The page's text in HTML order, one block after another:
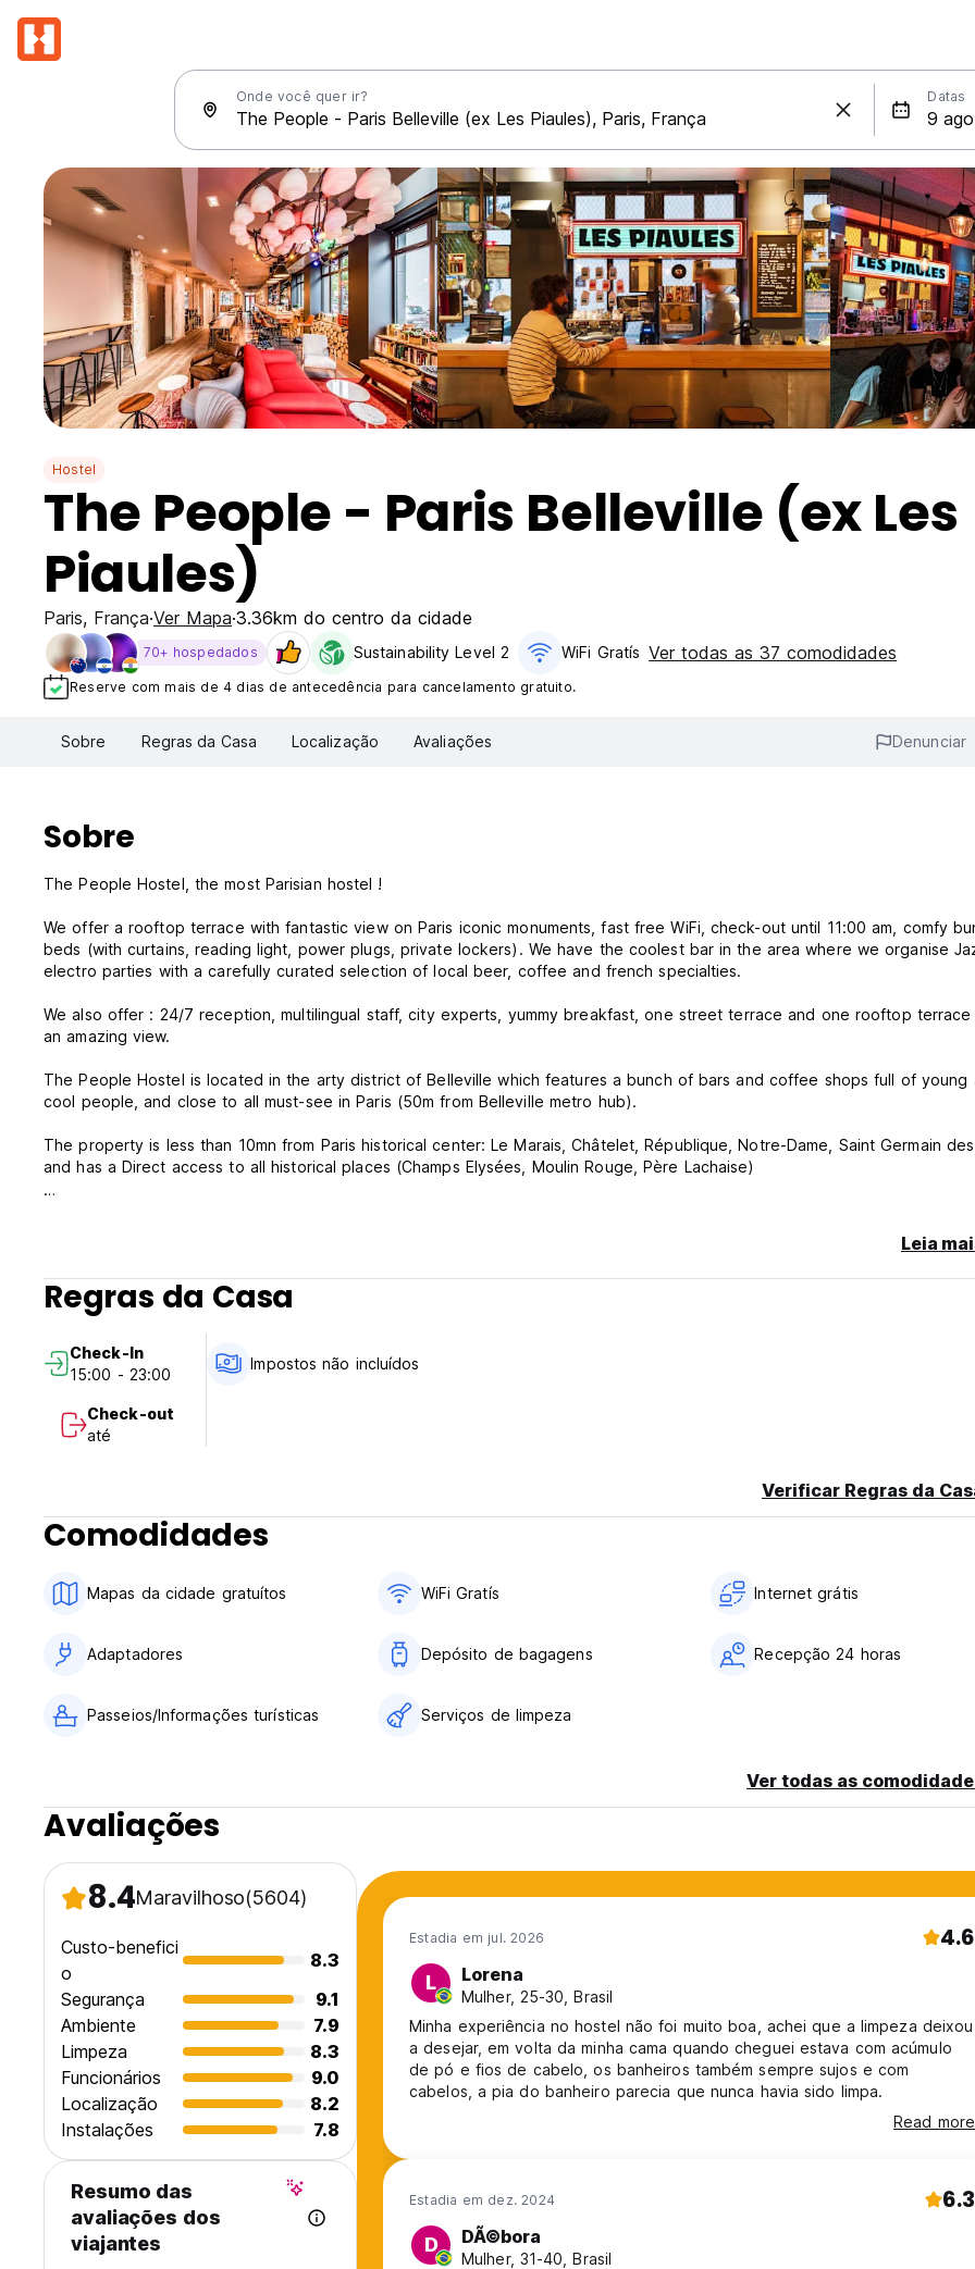
Onde você quer ir? Datas
Hostel
The People - Paris Belleville (ex Les
Piaules)
Paris, França Ver Mapa 3.36km do centro da cidade
70+ hospedados Sustainability Level 2 WiFi Gratís Ver todas as 37 comodidades
Reserve com mais de 4 dias de antecedência para cancelamento gratuito.
Sobre Regras da Casa Localização Avaliações Denunciar
Sobre
The People Hostel, the most Parisian hostel !
We offer a rooftop terrace with fantastic view on Paris iconic monuments, fast free WiFi, check-out until 11:00 am, comfy
beds (with curtains, reading light, power plugs, private lockers). We have the coolest bar in the area where we organise
electro parties with a carefully curated selection of local beer, coffee and french specialties.
We also offer : 24/7 reception, multilingual staff, city experts, yummy breakfast, one street terrace and one rooftop terrace
an amazing view.
The People Hostel is located in the arty district of Belleville which features a bunch of bars and coffee shops full of young
cool people, and close to all must-see in Paris (50m from Belleville metro hub).
The property is less than 10mn from Paris historical center: Le Marais, Châtelet, République, Notre-Dame, Saint Germain
and has a Direct access to all historical places (Champs Elysées, Moulin Rouge, Père Lachaise)
Check in from 15:00.
Check out before 11:00 .
Payment upon arrival by card only for the accomodation price and cash accepted for small expenses (We pre-authorise
before arrival to secure the booking).
Taxes not included - occupancy tax 2,60€ EUR per person per night.
Cancellation policy for Flexible rates: Guests may cancel their reservation free of charge up to 3 days before arrival. The
Breakfast not included: Basic Breakfast 5.00 EUR per person per day, Badass Breakfast : 10.00 EUR per person per day.
No curfew.
Reception available 24/7
authorisation from their parents/legal guardian.
Leia
Regras da Casa
Check-In
15:00 - 23:00
Check-out
até
Impostos não incluídos
Verificar Regras da
Comodidades
Mapas da cidade gratuítos WiFi Gratís Internet grátis
Adaptadores Depósito de bagagens Recepção 24 horas
Passeios/Informações turísticas Serviços de limpeza
Ver todas as
Avaliações
8.4Maravilhoso(5604)
Custo-benefici
o
8.3
Segurança
9.1
Ambiente
7.9
Limpeza
8.3
Funcionários
9.0
Localização
8.2
Instalações
7.8
Resumo das
avaliações dos
viajantes
Estadia em jul. 2026 4.6
L Lorena
Mulher, 25-30, Brasil
Minha experiência no hostel não foi muito boa, achei que a limpeza deixou
a desejar, em volta da minha cama quando cheguei estava com acúmulo
de pó e fios de cabelo, os banheiros também sempre sujos e com
cabelos, a pia do banheiro parecia que nunca havia sido limpa.
Read more
Estadia em dez. 2024 6.3
D DÃ©bora
Mulher, 31-40, Brasil